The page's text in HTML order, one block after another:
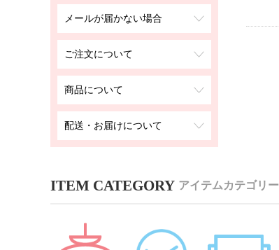
メールが届かない場合
ご注文について
商品について
配送・お届けについて
アイテムカテゴリー